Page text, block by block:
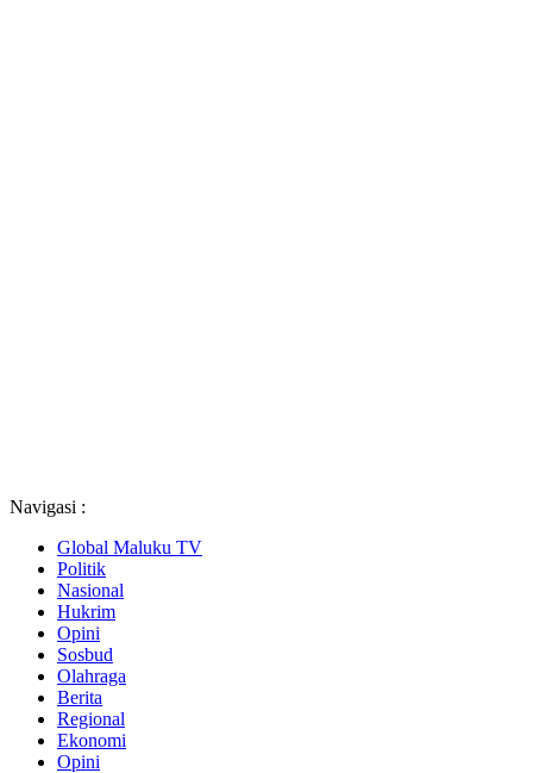
Navigasi :
Global Maluku TV
Politik
Nasional
Hukrim
Opini
Sosbud
Olahraga
Berita
Regional
Ekonomi
Opini